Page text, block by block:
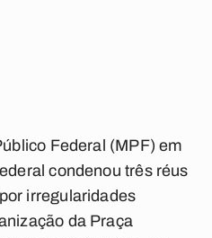
Federal (MPF) em
condenou três réus
irregularidades
da Praça